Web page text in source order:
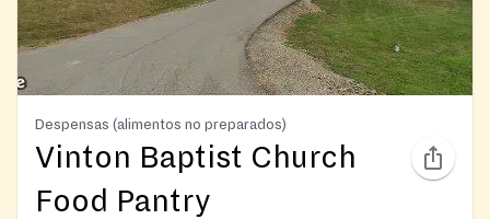
Despensas (alimentos no preparados)
Vinton Baptist Church
Food Pantry